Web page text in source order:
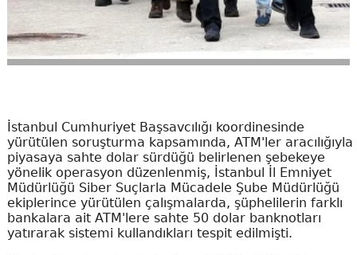
İstanbul Cumhuriyet Başsavcılığı koordinesinde
yürütülen soruşturma kapsamında, ATM'ler aracılığıyla
piyasaya sahte dolar sürdüğü belirlenen şebekeye
yönelik operasyon düzenlenmiş, İstanbul İl Emniyet
Müdürlüğü Siber Suçlarla Mücadele Şube Müdürlüğü
ekiplerince yürütülen çalışmalarda, şüphelilerin farklı
bankalara ait ATM'lere sahte 50 dolar banknotları
yatırarak sistemi kullandıkları tespit edilmişti.